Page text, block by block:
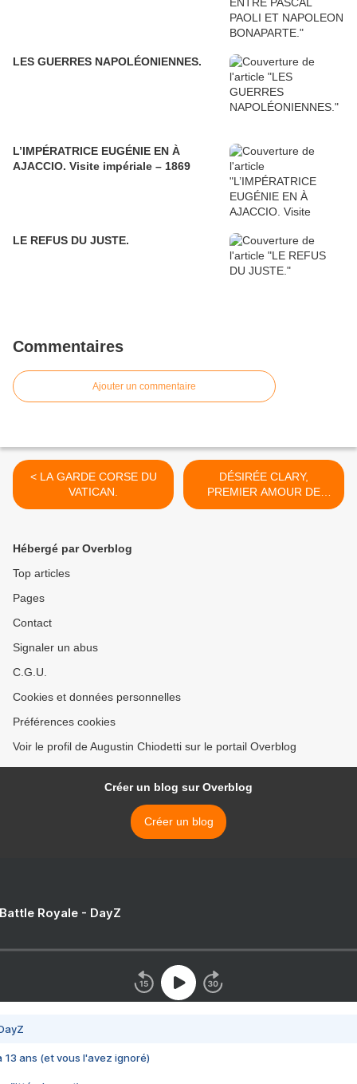
LES GUERRES NAPOLÉONIENNES.
L’IMPÉRATRICE EUGÉNIE EN À
AJACCIO. Visite impériale – 1869
LE REFUS DU JUSTE.
Commentaires
Ajouter un commentaire
< LA GARDE CORSE DU
VATICAN.
DÉSIRÉE CLARY,
PREMIER AMOUR DE
NAPOLÉON BONAPARTE.
Hébergé par Overblog
Top articles
Pages
Contact
Signaler un abus
C.G.U.
Cookies et données personnelles
Préférences cookies
Voir le profil de Augustin Chiodetti sur le portail Overblog
Créer un blog sur Overblog
Créer un blog
Royale - DayZ
13 ans (et vous l'avez ignoré)